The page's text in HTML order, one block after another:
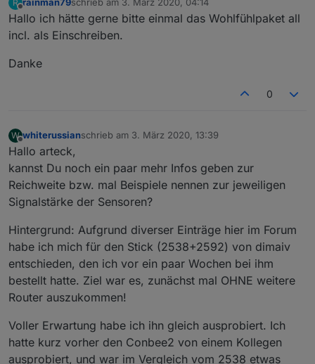
R
Offline zuletzt editiert von
Hallo ich hätte gerne bitte einmal das Wohlfühlpaket all
incl. als Einschreiben.
Danke
0
W
Offline
whiterussianschrieb am 3. März 2020, 13:39
zuletzt editiert von
Hallo arteck,
kannst Du noch ein paar mehr Infos geben zur
Reichweite bzw. mal Beispiele nennen zur jeweiligen
Signalstärke der Sensoren?
Hintergrund: Aufgrund diverser Einträge hier im Forum
habe ich mich für den Stick (2538+2592) von dimaiv
entschieden, den ich vor ein paar Wochen bei ihm
bestellt hatte. Ziel war es, zunächst mal OHNE weitere
Router auszukommen!
Voller Erwartung habe ich ihn gleich ausprobiert. Ich
hatte kurz vorher den Conbee2 von einem Kollegen
ausprobiert, und war im Vergleich vom 2538 etwas